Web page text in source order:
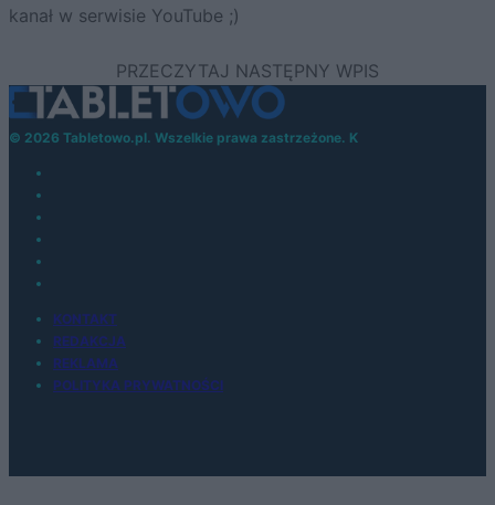
kanał w serwisie YouTube ;)
© 2026 Tabletowo.pl. Wszelkie prawa zastrzeżone. K
KONTAKT
REDAKCJA
REKLAMA
POLITYKA PRYWATNOŚCI